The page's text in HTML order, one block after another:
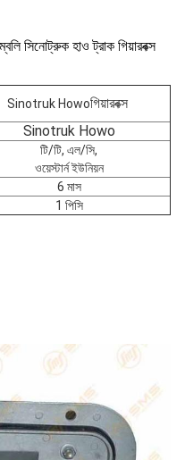
সিনোট্রুক হাও ট্রাক গিয়ারবক্স
Sinotruk Howoগিয়ারবক্স
Sinotruk Howo
টি/টি, এল/সি,
ওয়েস্টার্ন ইউনিয়ন
6 মাস
1 পিসি